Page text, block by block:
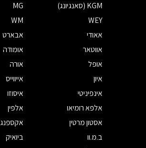
KGM (סאנגיונג)
MG
WEY
WM
אאודי
אבארט
אווטאר
אומודה
אופל
אורה
איון
אייווייס
אינפיניטי
איסוזו
אלפא רומיאו
אלפין
אסטון מרטין
אקספנג
ב.מ.וו
ביואיק